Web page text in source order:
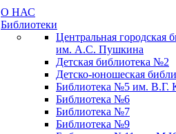
О НАС
Библиотеки
Центральная городская
им. А.С. Пушкина
Детская библиотека №2
Детско-юношеская
Библиотека №5 им. В.Г.
Библиотека №6
Библиотека №7
Библиотека №9